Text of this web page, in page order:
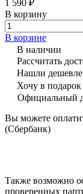
1 590 ₽
В корзину
В корзине
В наличии
Рассчитать
Нашли
Хочу в подарок
Официальный
Вы можете
(Сбербанк)
Также возможно
проверенных